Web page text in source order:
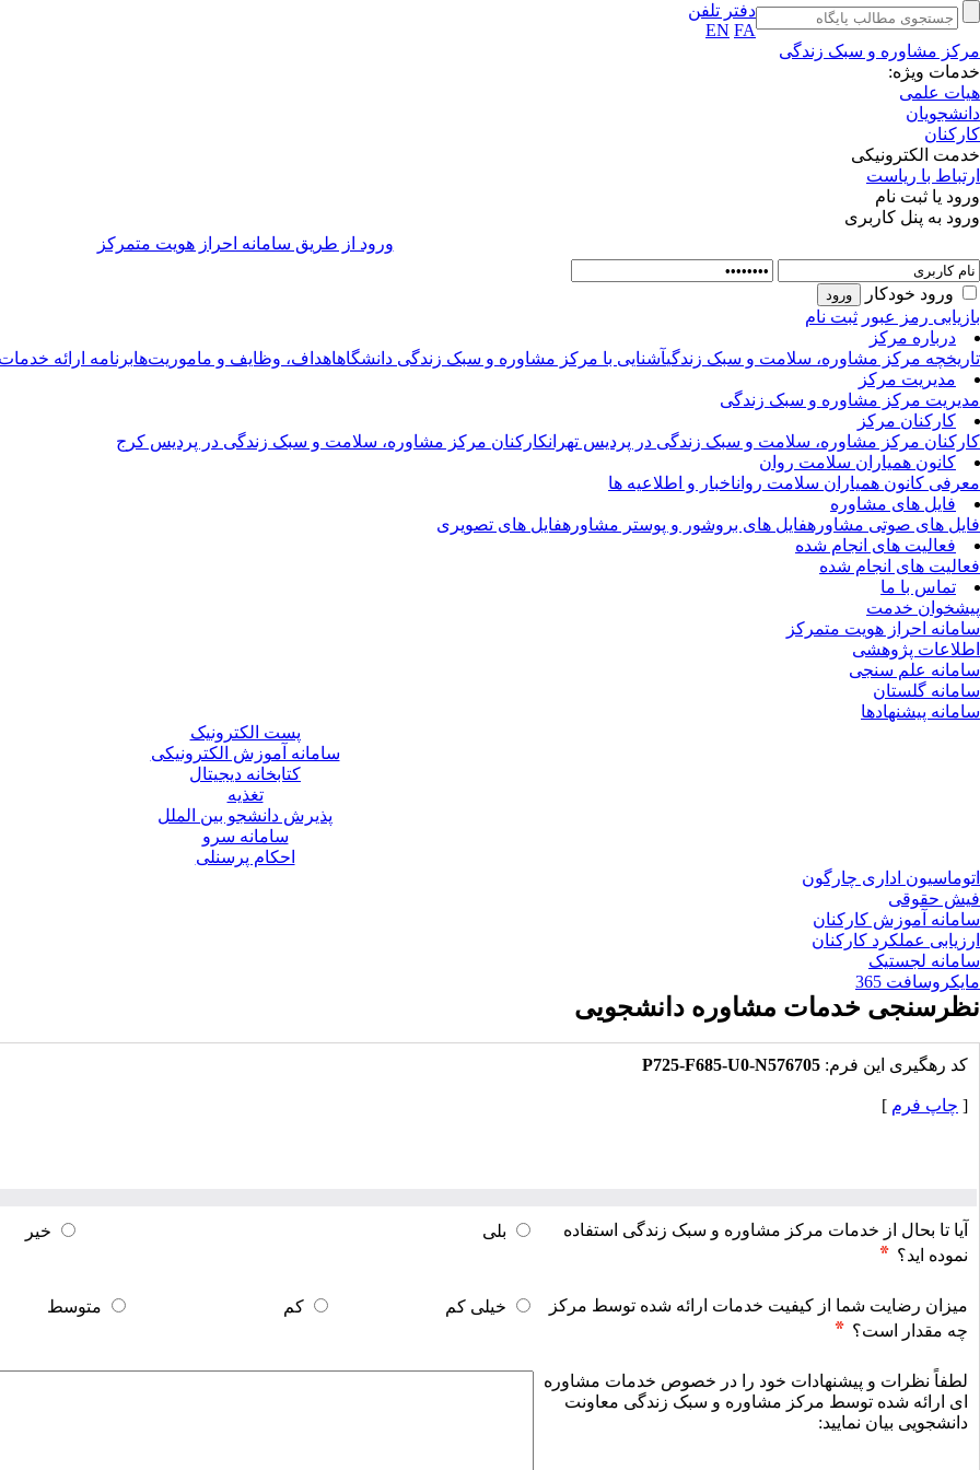
دفتر تلفن
EN FA
مرکز مشاوره و سبک زندگی
خدمات ویژه:
هیات علمی
دانشجویان
کارکنان
خدمت الکترونیکی
ارتباط با ریاست
ورود یا ثبت نام
ورود به پنل کاربری
ورود از طريق سامانه احراز هويت متمركز
ورود خودکار
بازیابی رمز عبور ثبت نام
درباره مرکز
تاریخچه مرکز مشاوره، سلامت و سبک زندگیآشنایی با مرکز مشاوره و سبک زندگی دانشگاهاهداف، وظایف و ماموریت‌هابرنامه ارائه
مدیریت مرکز
مدیریت مرکز مشاوره و سبک زندگی
کارکنان مرکز
کارکنان مرکز مشاوره، سلامت و سبک زندگی در پردیس تهرانکارکنان مرکز مشاوره، سلامت و سبک زندگی در پردیس کرج
کانون همیاران سلامت روان
معرفی کانون همیاران سلامت رواناخبار و اطلاعیه ها
فایل های مشاوره
فایل های صوتی مشاورهفایل های بروشور و پوستر مشاورهفایل های تصویری
فعالیت های انجام شده
فعالیت های انجام شده
تماس با ما
پیشخوان خدمت
سامانه احراز هویت متمرکز
اطلاعات پژوهشی
سامانه علم سنجی
سامانه گلستان
سامانه پیشنهادها
پست الکترونیک
سامانه آموزش الکترونیکی
کتابخانه دیجیتال
تغذیه
پذیرش دانشجو بین الملل
سامانه سرو
احکام پرسنلی
اتوماسیون اداری چارگون
فیش حقوقی
سامانه آموزش کارکنان
ارزیابی عملکرد کارکنان
سامانه لجستیک
مایکروسافت 365
نظرسنجی خدمات مشاوره دانشجویی
کد رهگیرى این فرم: P725-F685-U0-N576705
[ چاپ فرم ]
آیا تا بحال از خدمات مرکز مشاوره و سبک زندگی استفاده
نموده اید؟
بلی خیر
میزان رضایت شما از کیفیت خدمات ارائه شده توسط مرکز
چه مقدار است؟
خیلی کم کم متوسط
لطفاً نظرات و پیشنهادات خود را در خصوص خدمات مشاوره
ای ارائه شده توسط مرکز مشاوره و سبک زندگی معاونت
دانشجویی بیان نمایید: